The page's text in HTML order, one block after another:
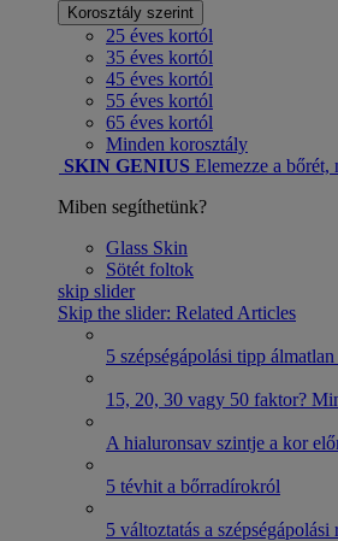
Korosztály szerint
25 éves kortól
35 éves kortól
45 éves kortól
55 éves kortól
65 éves kortól
Minden korosztály
SKIN GENIUS Elemezze a bőrét,
Miben segíthetünk?
Glass Skin
Sötét foltok
skip slider
Skip the slider: Related Articles
5 szépségápolási tipp
15, 20, 30 vagy 50 faktor?
A hialuronsav szintje a kor
5 tévhit a bőrradírokról
5 változtatás a